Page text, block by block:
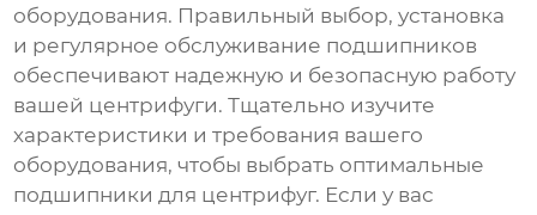
оборудования. Правильный выбор, установка
и регулярное обслуживание подшипников
обеспечивают надежную и безопасную работу
вашей центрифуги. Тщательно изучите
характеристики и требования вашего
оборудования, чтобы выбрать оптимальные
подшипники для центрифуг. Если у вас